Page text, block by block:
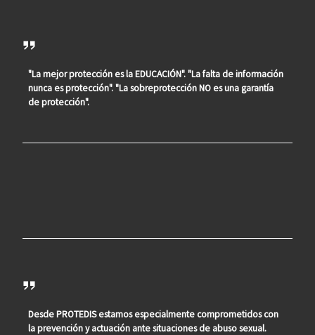
"La mejor protección es la EDUCACIÓN". "La falta de información
nunca es protección". "La sobreprotección NO es una garantía
de protección".
Desde PROTEDIS estamos especialmente comprometidos con
la prevención y actuación ante situaciones de abuso sexual.